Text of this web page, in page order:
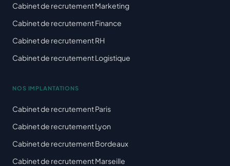
Cabinet de recrutement Marketing
Cabinet de recrutement Finance
Cabinet de recrutement RH
Cabinet de recrutement Logistique
NOS IMPLANTATIONS
Cabinet de recrutement Paris
Cabinet de recrutement Lyon
Cabinet de recrutement Bordeaux
Cabinet de recrutement Marseille